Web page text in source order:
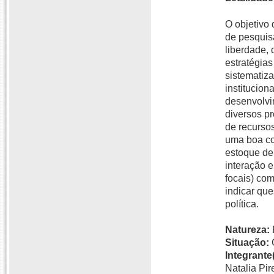
O objetivo
de
liberdade,
diversos
de
uma boa
estoque
interação
focais)
indicar
política.
Natureza:
Situação:
Natalia